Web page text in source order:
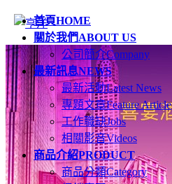
首頁HOME
關於我們ABOUT US
公司簡介Company
最新訊息NEWS
最新活動Latest News
專題文章Feature Article
工作職缺Jobs
相關影音Videos
商品介紹PRODUCT
商品分類Category